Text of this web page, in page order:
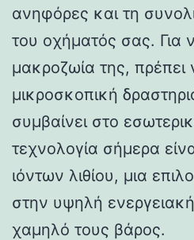
ανηφόρες και τη
του οχήματός σας. Για
μακροζωία της, πρέπει
μικροσκοπική
συμβαίνει στο
τεχνολογία σήμερα
ιόντων λιθίου, μια
στην υψηλή
χαμηλό τους βάρος.